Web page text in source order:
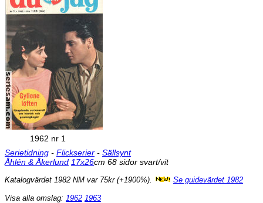
1962 nr 1
Serietidning - Flickserier - Sällsynt
Åhlén & Åkerlund 17x26cm 68 sidor svart/vit
Katalogvärdet 1982 NM var 75kr (+1900%). Se guidevärdet 1982
Visa alla omslag: 1962 1963